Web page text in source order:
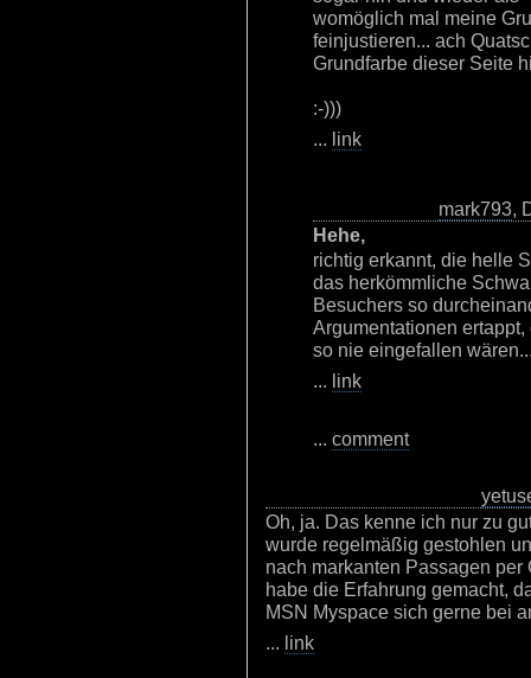
womöglich mal meine
feinjustieren... ach
Grundfarbe dieser Seite
:-)))
... link
mark793,
Hehe,
richtig erkannt, die helle
das herkömmliche
Besuchers so
Argumentationen
so nie eingefallen
... link
... comment
Oh, ja. Das kenne ich nur zu
wurde regelmäßig gestohlen
nach markanten Passagen
habe die Erfahrung gemacht,
MSN Myspace sich gerne bei
... link